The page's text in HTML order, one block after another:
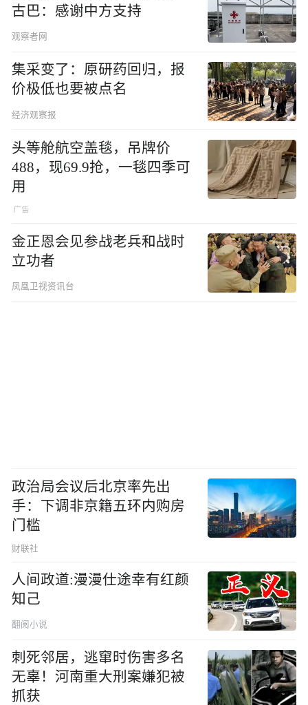
古巴：感谢中方支持
观察者网
集采变了：原研药回归，报
价极低也要被点名
经济观察报
头等舱航空盖毯，吊牌价
488，现69.9抢，一毯四季可
用
金正恩会见参战老兵和战时
立功者
凤凰卫视资讯台
政治局会议后北京率先出
手：下调非京籍五环内购房
门槛
财联社
人间政道:漫漫仕途幸有红颜
知己
翻阅小说
刺死邻居，逃窜时伤害多名
无辜！河南重大刑案嫌犯被
抓获